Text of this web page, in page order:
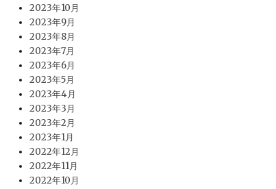
2023年10月
2023年9月
2023年8月
2023年7月
2023年6月
2023年5月
2023年4月
2023年3月
2023年2月
2023年1月
2022年12月
2022年11月
2022年10月